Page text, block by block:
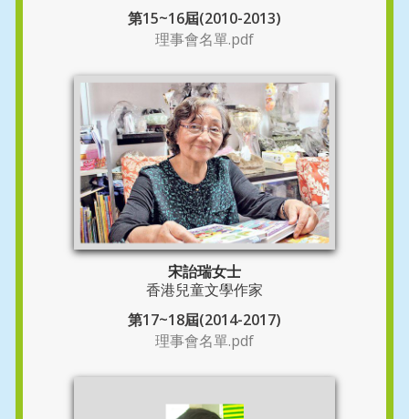
第15~16屆(2010-2013)
理事會名單.pdf
宋詒瑞女士
香港兒童文學作家
第17~18屆(2014-2017)
理事會名單.pdf